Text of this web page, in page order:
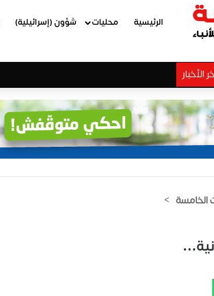
الرئيسية محليات شؤون (إسرائيلية)
الأخبار
الخامسة >